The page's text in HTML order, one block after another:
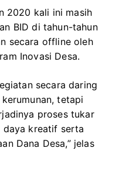
2020 kali ini masih
BID di tahun-tahun
secara offline oleh
Inovasi Desa.
secara daring
tetapi
proses tukar
daya kreatif serta
Dana Desa,” jelas